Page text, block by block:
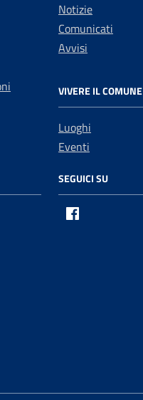
Notizie
Comunicati
Avvisi
VIVERE IL COMUNE
Luoghi
Eventi
SEGUICI SU